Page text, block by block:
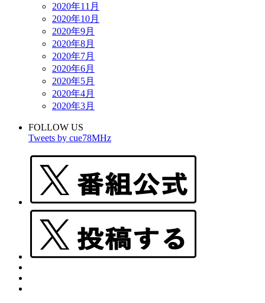
2020年11月
2020年10月
2020年9月
2020年8月
2020年7月
2020年6月
2020年5月
2020年4月
2020年3月
FOLLOW US
Tweets by cue78MHz